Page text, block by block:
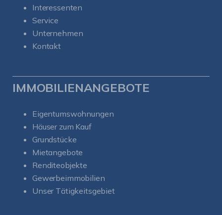
Interessenten
Service
Unternehmen
Kontakt
IMMOBILIENANGEBOTE
Eigentumswohnungen
Häuser zum Kauf
Grundstücke
Mietangebote
Renditeobjekte
Gewerbeimmobilien
Unser Tätigkeitsgebiet